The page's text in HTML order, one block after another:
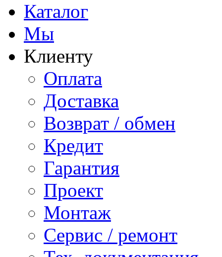
Каталог
Мы
Клиенту
Оплата
Доставка
Возврат / обмен
Кредит
Гарантия
Проект
Монтаж
Сервис / ремонт